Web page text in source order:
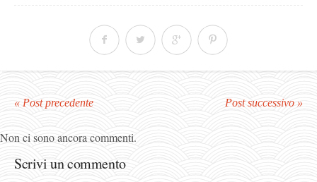
« Post precedente Post successivo »
Non ci sono ancora commenti.
Scrivi un commento